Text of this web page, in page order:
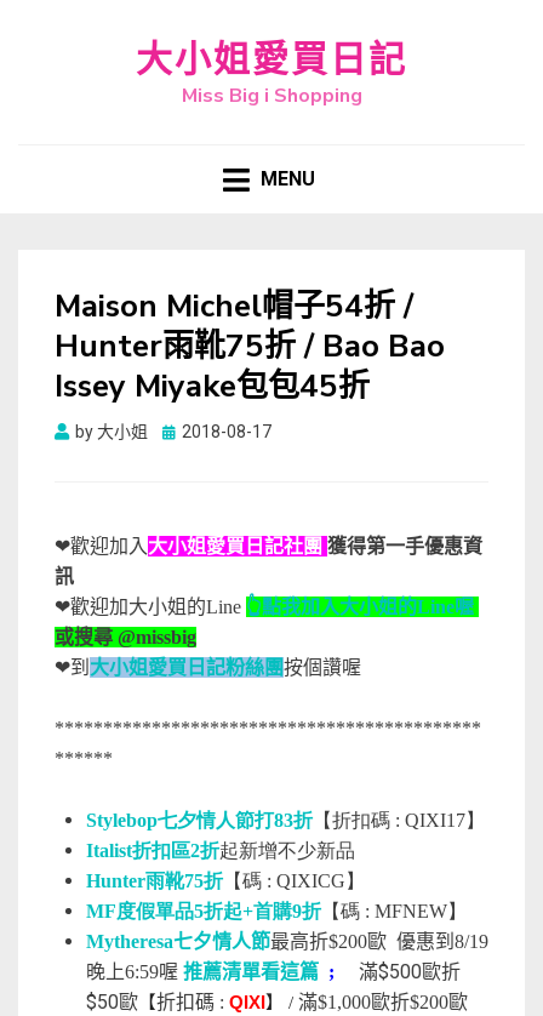
大小姐愛買日記
Miss Big i Shopping
MENU
Maison Michel帽子54折 /
Hunter雨靴75折 / Bao Bao
Issey Miyake包包45折
by大小姐
Posted
2018-08-17
❤歡迎加入 大小姐愛買日記社團 獲得第一手優惠資
訊
❤歡迎加大小姐的Line 👆點我加入大小姐的Line喔
或搜尋 @missbig
❤到 大小姐愛買日記粉絲團按個讚喔
********************************************
******
Stylebop七夕情人節打83折【折扣碼 : QIXI17】
Italist折扣區2折起新增不少新品
Hunter雨靴75折【碼 : QIXICG】
MF度假單品5折起+首購9折【碼 : MFNEW】
Mytheresa七夕情人節最高折$200歐 優惠到8/19
晚上6:59喔 推薦清單看這篇 ; 滿$500歐折
$50歐 【折扣碼 : QIXI 】 / 滿$1,000歐折$200歐